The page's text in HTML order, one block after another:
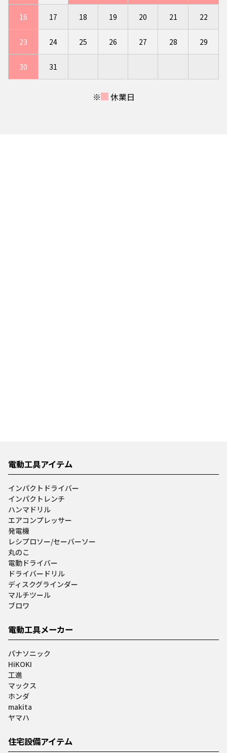
16 17 18 19 20 21 22
23 24 25 26 27 28 29
30 31
※ 休業日
電動工具アイテム
インパクトドライバー
インパクトレンチ
ハンマドリル
エアコンプレッサー
発電機
レシプロソー/セーバーソー
丸のこ
電動ドライバー
ドライバードリル
ディスクグラインダー
マルチツール
ブロワ
電動工具メーカー
パナソニック
HiKOKI
工進
マックス
ホンダ
makita
ヤマハ
住宅設備アイテム